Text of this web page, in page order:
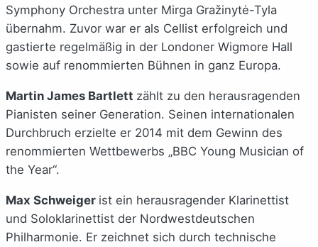
Symphony Orchestra unter Mirga Gražinytė-Tyla
übernahm. Zuvor war er als Cellist erfolgreich und
gastierte regelmäßig in der Londoner Wigmore Hall
sowie auf renommierten Bühnen in ganz Europa.
Martin James Bartlett zählt zu den herausragenden
Pianisten seiner Generation. Seinen internationalen
Durchbruch erzielte er 2014 mit dem Gewinn des
renommierten Wettbewerbs „BBC Young Musician of
the Year“.
Max Schweiger ist ein herausragender Klarinettist
und Soloklarinettist der Nordwestdeutschen
Philharmonie. Er zeichnet sich durch technische